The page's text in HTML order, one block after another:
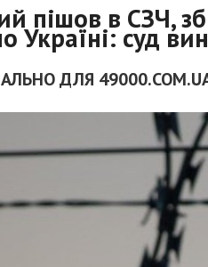
пішов в СЗЧ,
Україні: суд
ДЛЯ